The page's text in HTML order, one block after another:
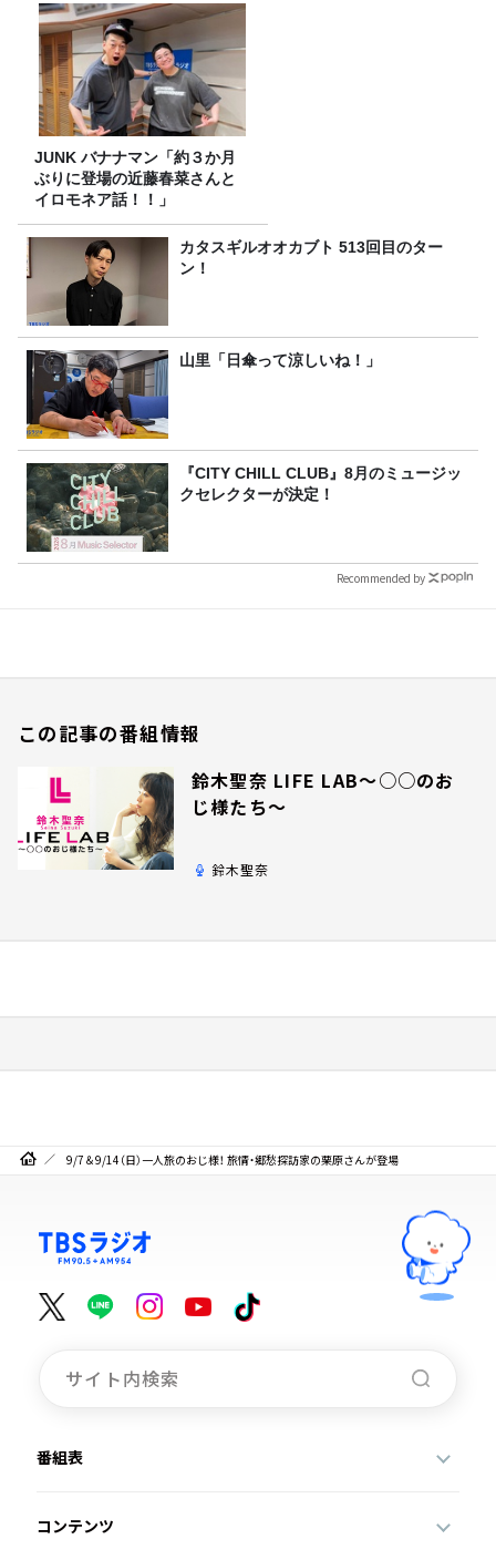
JUNK バナナマン「約３か月
ぶりに登場の近藤春菜さんと
イロモネア話！！」
カタスギルオオカブト 513回目のター
ン！
山里「日傘って涼しいね！」
『CITY CHILL CLUB』8月のミュージッ
クセレクターが決定！
Recommended by
この記事の番組情報
鈴木聖奈 LIFE LAB～○○のお
じ様たち～
鈴木聖奈
9/7＆9/14（日）一人旅のおじ様！ 旅情・郷愁探訪家の栗原さんが登場
番組表
コンテンツ